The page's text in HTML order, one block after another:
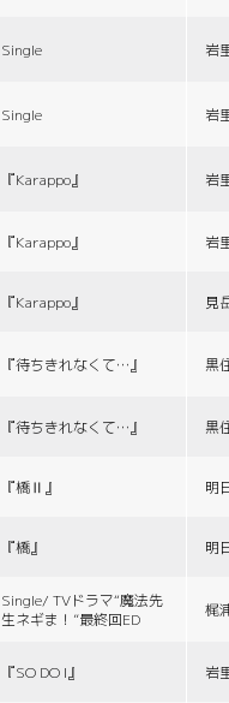
Single 岩
Single 岩
『Karappo』 岩
『Karappo』 岩
『Karappo』 見
『待ちきれなくて…』 黒
『待ちきれなくて…』 黒
『橋Ⅱ』 明
『橋』 明
Single/ TVドラマ“魔法先
生ネギま！”最終回ED
梶
『SO DO I』 岩